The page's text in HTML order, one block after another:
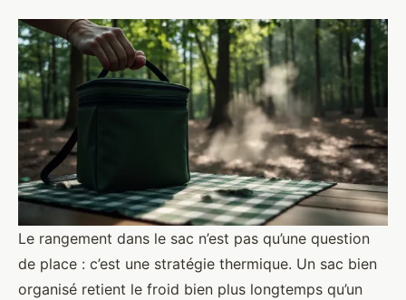
Le rangement dans le sac n’est pas qu’une question
de place : c’est une stratégie thermique. Un sac bien
organisé retient le froid bien plus longtemps qu’un